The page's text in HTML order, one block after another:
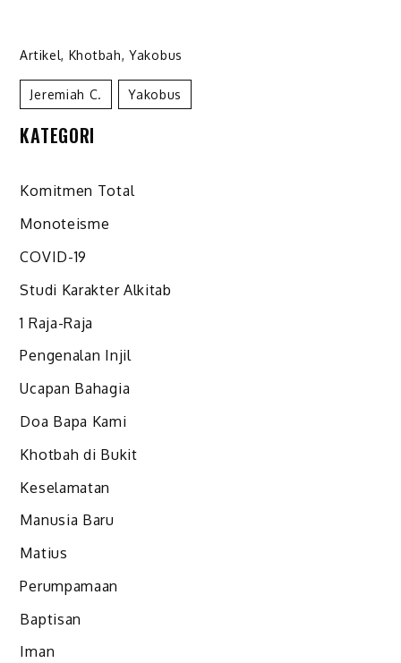
Artikel, Khotbah,Yakobus
Jeremiah C. Yakobus
KATEGORI
Komitmen Total
Monoteisme
COVID-19
Studi Karakter Alkitab
1 Raja-Raja
Pengenalan Injil
Ucapan Bahagia
Doa Bapa Kami
Khotbah di Bukit
Keselamatan
Manusia Baru
Matius
Perumpamaan
Baptisan
Iman